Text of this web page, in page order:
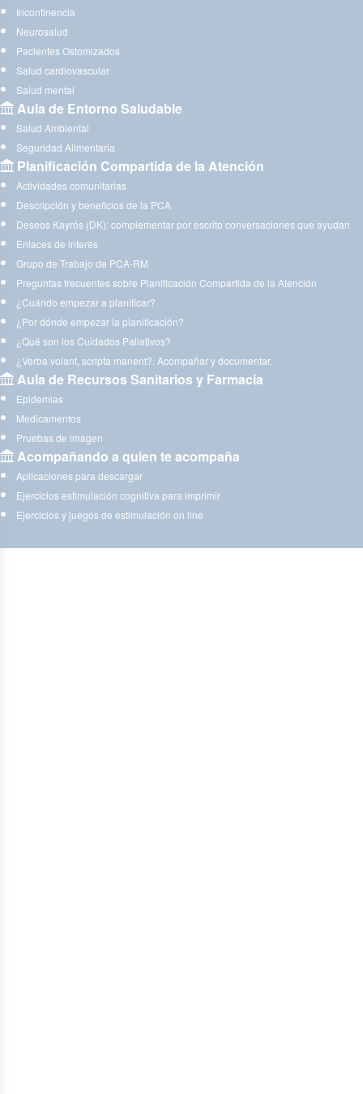
Incontinencia
Neurosalud
Pacientes Ostomizados
Salud cardiovascular
Salud mental
Aula de Entorno Saludable
Salud Ambiental
Seguridad Alimentaria
Planificación Compartida de la Atención
Actividades comunitarias
Descripción y beneficios de la PCA
Deseos Kayrós (DK): complementar por escrito conversaciones que ayudan
Enlaces de interés
Grupo de Trabajo de PCA-RM
Preguntas frecuentes sobre Planificación Compartida de la Atención
¿Cuándo empezar a planificar?
¿Por dónde empezar la planificación?
¿Qué son los Cuidados Paliativos?
¿Verba volant, scripta manent?. Acompañar y documentar.
Aula de Recursos Sanitarios y Farmacia
Epidemias
Medicamentos
Pruebas de imagen
Acompañando a quien te acompaña
Aplicaciones para descargar
Ejercicios estimulación cognitiva para imprimir
Ejercicios y juegos de estimulación on line